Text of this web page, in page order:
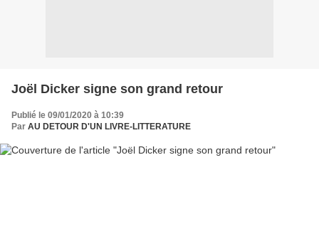
Joël Dicker signe son grand retour
Publié le 09/01/2020 à 10:39
Par AU DETOUR D'UN LIVRE-LITTERATURE